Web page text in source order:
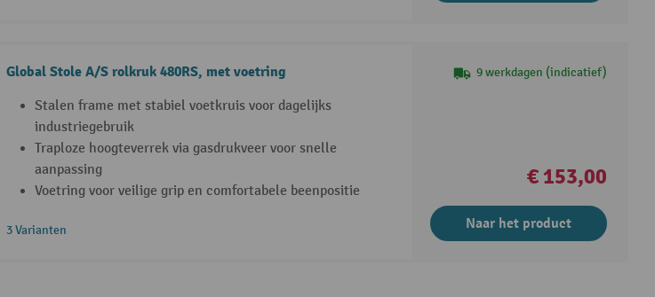
Global Stole A/S rolkruk 480RS, met voetring
Stalen frame met stabiel voetkruis voor dagelijks
industriegebruik
Traploze hoogteverrek via gasdrukveer voor snelle
aanpassing
Voetring voor veilige grip en comfortabele beenpositie
3 Varianten
9 werkdagen (indicatief)
€ 153,00
Naar het product